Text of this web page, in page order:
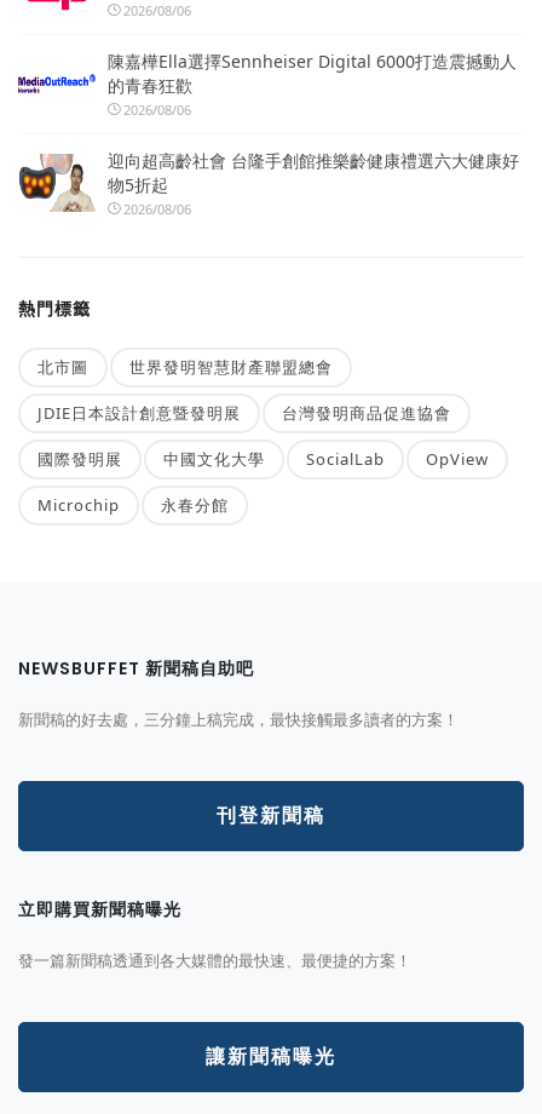
2026/08/06
陳嘉樺Ella選擇Sennheiser Digital 6000打造震撼動人
的青春狂歡
2026/08/06
迎向超高齡社會 台隆手創館推樂齡健康禮選六大健康好
物5折起
2026/08/06
熱門標籤
北市圖 世界發明智慧財產聯盟總會
JDIE日本設計創意暨發明展 台灣發明商品促進協會
國際發明展 中國文化大學 SocialLab OpView
Microchip 永春分館
NEWSBUFFET 新聞稿自助吧
新聞稿的好去處，三分鐘上稿完成，最快接觸最多讀者的方案！
刊登新聞稿
立即購買新聞稿曝光
發一篇新聞稿透通到各大媒體的最快速、最便捷的方案！
讓新聞稿曝光